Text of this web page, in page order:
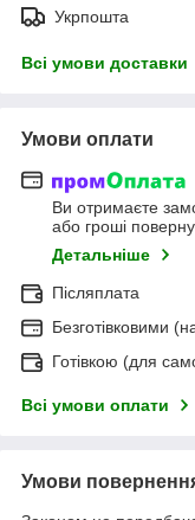
Укрпошта
Всі умови доставки
Умови оплати
Ви отримаєте
або гроші
Детальніше
Післяплата
Безготівковими
Готівкою (для
Всі умови оплати
Умови